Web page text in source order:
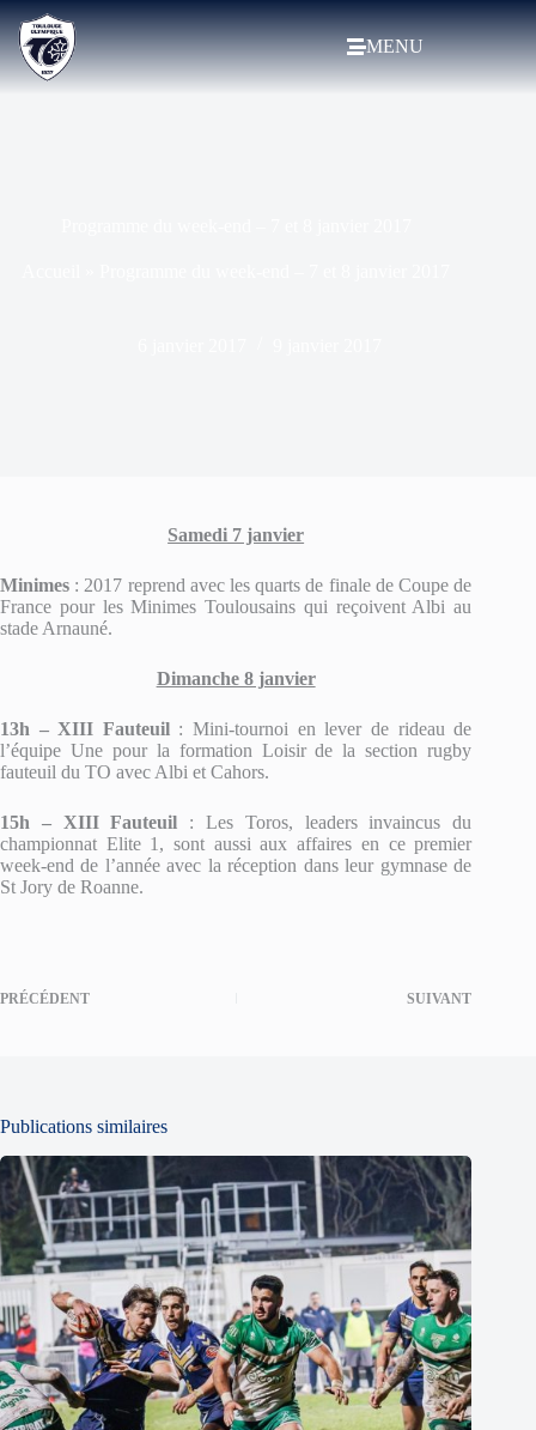
MENU
Samedi 7 janvier
Minimes : 2017 reprend avec les quarts de finale de Coupe de
France pour les Minimes Toulousains qui reçoivent Albi au
stade Arnauné.
Dimanche 8 janvier
13h – XIII Fauteuil: Mini-tournoi en lever de rideau de
l’équipe Une pour la formation Loisir de la section rugby
fauteuil du TO avec Albi et Cahors.
15h – XIII Fauteuil : Les Toros, leaders invaincus du
championnat Elite 1, sont aussi aux affaires en ce premier
week-end de l’année avec la réception dans leur gymnase de
St Jory de Roanne.
PRÉCÉDENT SUIVANT
Publications similaires